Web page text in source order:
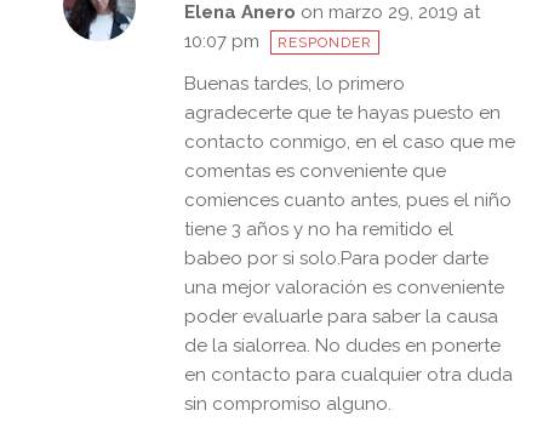
Elena Anero on marzo 29, 2019 at
10:07 pm
RESPONDER
Buenas tardes, lo primero
agradecerte que te hayas puesto en
contacto conmigo, en el caso que me
comentas es conveniente que
comiences cuanto antes, pues el niño
tiene 3 años y no ha remitido el
babeo por si solo.Para poder darte
una mejor valoración es conveniente
poder evaluarle para saber la causa
de la sialorrea. No dudes en ponerte
en contacto para cualquier otra duda
sin compromiso alguno.